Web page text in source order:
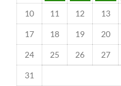
10 11 12 13
17 18 19 20
24 25 26 27
31